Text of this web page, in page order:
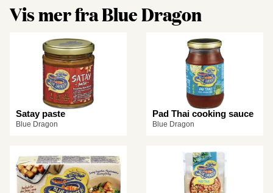
Vis mer fra Blue Dragon
Satay paste
Blue Dragon
Pad Thai cooking sauce
Blue Dragon